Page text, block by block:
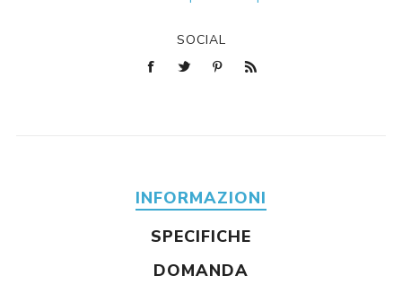
SOCIAL
INFORMAZIONI
SPECIFICHE
DOMANDA